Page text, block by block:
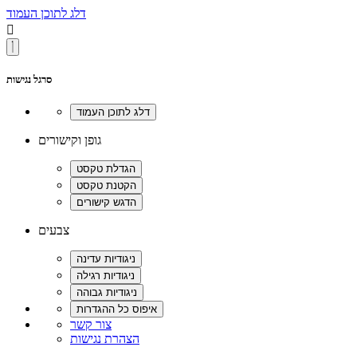
דלג לתוכן העמוד

סרגל נגישות
גופן וקישורים
צבעים
צור קשר
הצהרת נגישות